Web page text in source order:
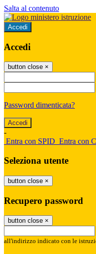
Salta al contenuto
Accedi
Accedi
button close ×
Password dimenticata?
-
Entra con SPID Entra con
Seleziona utente
button close ×
Recupero password
button close ×
all'indirizzo indicato con le